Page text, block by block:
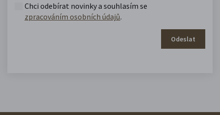
Chci odebírat novinky a souhlasím se
zpracováním osobních údajů.
Odeslat